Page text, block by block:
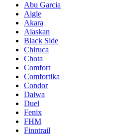
Abu Garcia
Aigle
Akara
Alaskan
Black Side
Chiruca
Chota
Comfort
Comfortika
Condor
Daiwa
Duel
Fenix
FHM
Finntrail